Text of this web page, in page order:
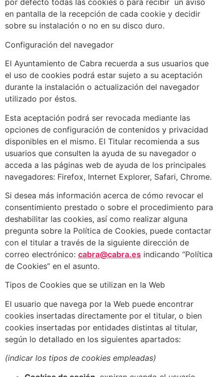
por defecto todas las cookies o para recibir un aviso
en pantalla de la recepción de cada cookie y decidir
sobre su instalación o no en su disco duro.
Configuración del navegador
El Ayuntamiento de Cabra recuerda a sus usuarios que
el uso de cookies podrá estar sujeto a su aceptación
durante la instalación o actualización del navegador
utilizado por éstos.
Esta aceptación podrá ser revocada mediante las
opciones de configuración de contenidos y privacidad
disponibles en el mismo. El Titular recomienda a sus
usuarios que consulten la ayuda de su navegador o
acceda a las páginas web de ayuda de los principales
navegadores: Firefox, Internet Explorer, Safari, Chrome.
Si desea más información acerca de cómo revocar el
consentimiento prestado o sobre el procedimiento para
deshabilitar las cookies, así como realizar alguna
pregunta sobre la Política de Cookies, puede contactar
con el titular a través de la siguiente dirección de
correo electrónico: cabra@cabra.es indicando “Política
de Cookies” en el asunto.
Tipos de Cookies que se utilizan en la Web
El usuario que navega por la Web puede encontrar
cookies insertadas directamente por el titular, o bien
cookies insertadas por entidades distintas al titular,
según lo detallado en los siguientes apartados:
(indicar los tipos de cookies empleadas)